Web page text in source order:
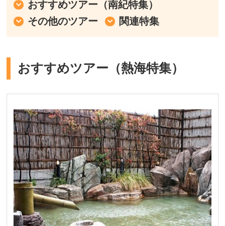
おすすめツアー（南紀特集）
その他のツアー
関連特集
おすすめツアー（熱海特集）